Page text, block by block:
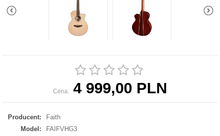
Cena: 4 999,00 PLN
Producent:
Faith
Model:
FAIFVHG3